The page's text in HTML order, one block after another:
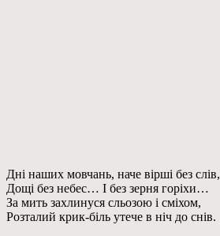
Дні наших мовчань, наче вірші без слів,
Дощі без небес… І без зерня горіхи…
За мить захлинуся сльозою і сміхом,
Розталий крик-біль утече в ніч до снів.